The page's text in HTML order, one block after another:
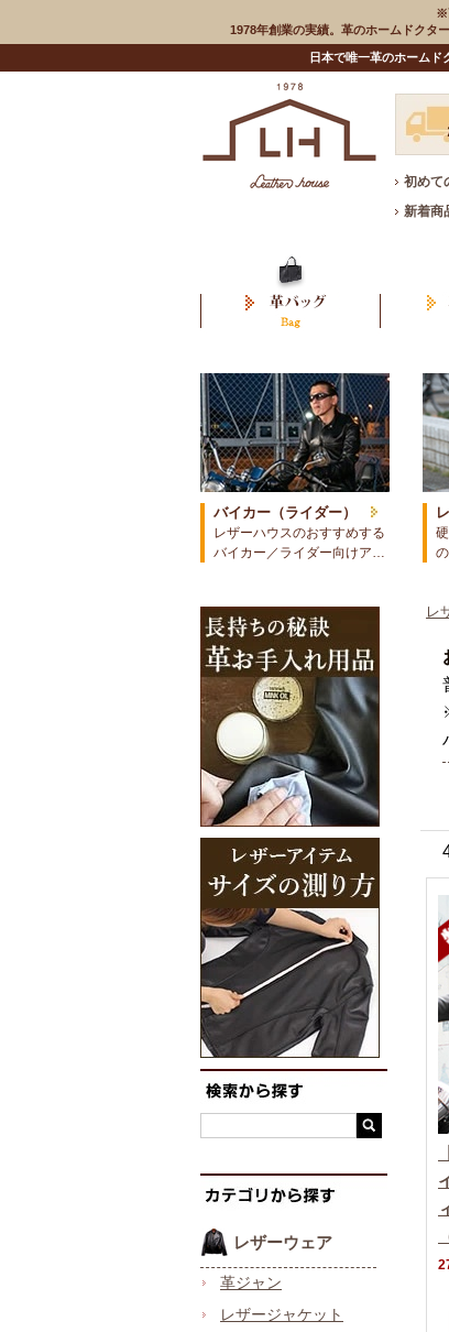
※
1978年創業の実績。革のホームドクタ
日本で唯一革のホームド
初めて
新着商
バイカー（ライダー）
レザーハウスのおすすめする
バイカー／ライダー向けア…
レザーウェア
革ジャン
レザージャケット
レ